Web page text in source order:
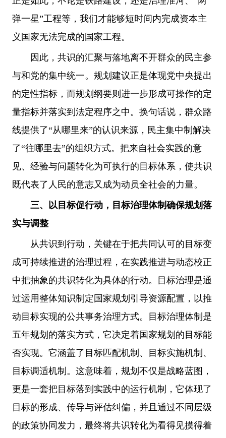
弹一星”工程等，我们才能够短时间内完成资本主
义国家无法完成的国家工程。
因此，共识的汇聚与落地离不开群众的民主参
与和党的集中统一。规划建议正是体现党中央提出
的定性指标，而规划纲要则进一步形成可操作的定
量指标并落实到法定程序之中。换句话说，群众路
线提供了“从哪里来”的认识来源，民主集中制解决
了“往哪里去”的组织方式。把来自社会实践的意
见、经验与问题转化为可执行的目标体系，使共识
既代表了人民的意志又成为动员全社会的力量。
三、以目标促行动，目标治理体制确保规划落
实与调整
从共识到行动，关键在于把共同认可的目标变
成可持续推进的治理过程，在实践推进与动态校正
中把抽象的共识转化为具体的行动。目标治理是通
过运用整体知识制定国家规划引导资源配置，以推
动目标实现的公共事务治理方式。目标治理体制是
五年规划的落实方式，它决定着国家规划的目标能
否实现。它涵盖了目标匹配机制、目标实施机制、
目标调适机制。这意味着，规划不仅是战略蓝图，
更是一套把目标落到实践中的运行机制，它体现了
目标的形成、传导与评估纠偏，并且通过不同层级
的政策协同发力，最终将共识转化为看得见摸得着